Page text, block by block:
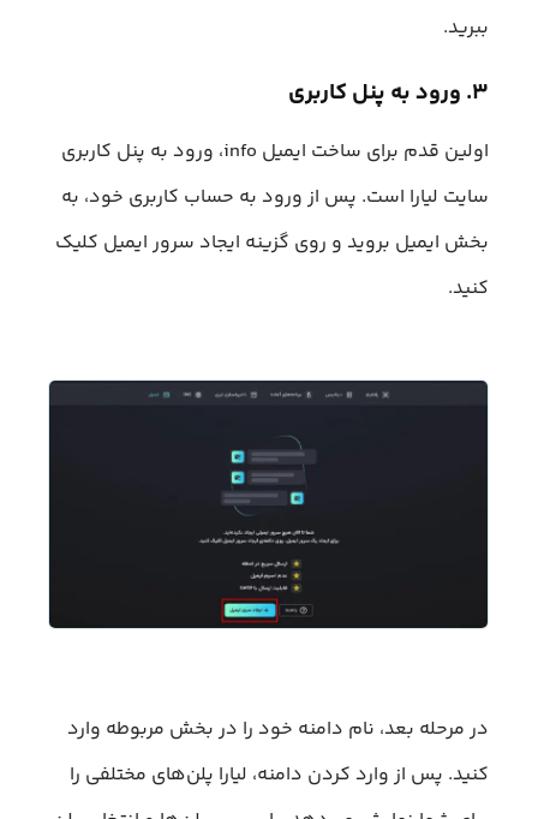
ببرید.
۳. ورود به پنل کاربری
اولین قدم برای ساخت ایمیل info، ورود به پنل کاربری
سایت لیارا است. پس از ورود به حساب کاربری خود، به
بخش ایمیل بروید و روی گزینه ایجاد سرور ایمیل کلیک
کنید.
در مرحله بعد، نام دامنه خود را در بخش مربوطه وارد
کنید. پس از وارد کردن دامنه، لیارا پلن‌های مختلفی را